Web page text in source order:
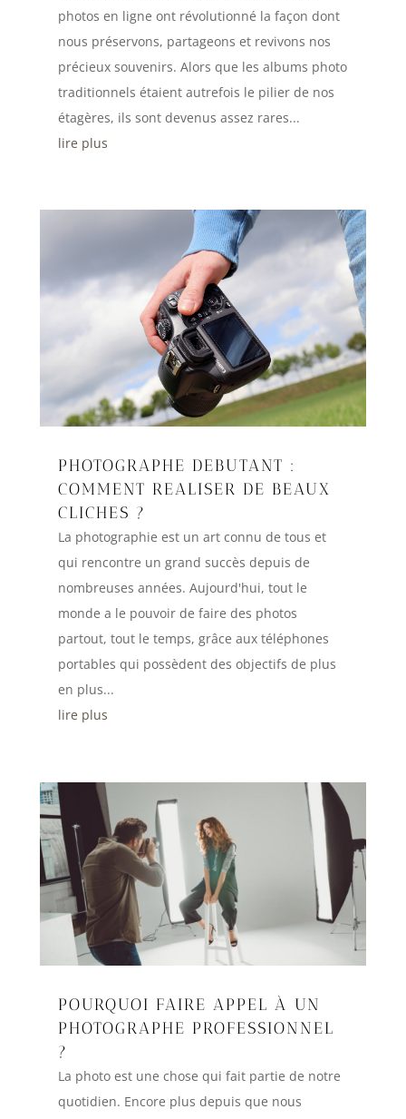
photos en ligne ont révolutionné la façon dont
nous préservons, partageons et revivons nos
précieux souvenirs. Alors que les albums photo
traditionnels étaient autrefois le pilier de nos
étagères, ils sont devenus assez rares...
lire plus
PHOTOGRAPHE DEBUTANT :
COMMENT REALISER DE BEAUX
CLICHES ?
La photographie est un art connu de tous et
qui rencontre un grand succès depuis de
nombreuses années. Aujourd'hui, tout le
monde a le pouvoir de faire des photos
partout, tout le temps, grâce aux téléphones
portables qui possèdent des objectifs de plus
en plus...
lire plus
POURQUOI FAIRE APPEL À UN
PHOTOGRAPHE PROFESSIONNEL
?
La photo est une chose qui fait partie de notre
quotidien. Encore plus depuis que nous